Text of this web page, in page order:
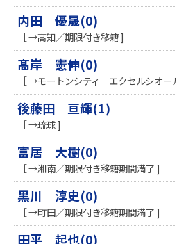
内田 優晟(0)
［ →高知／期限付き移籍 ]
髙岸 憲伸(0)
［ →モートンシティ エクセルシオー
後藤田 亘輝(1)
［ →琉球 ]
富居 大樹(0)
［ →湘南／期限付き移籍期間満了 ]
黒川 淳史(0)
［ →町田／期限付き移籍期間満了 ]
田平 起也(0)